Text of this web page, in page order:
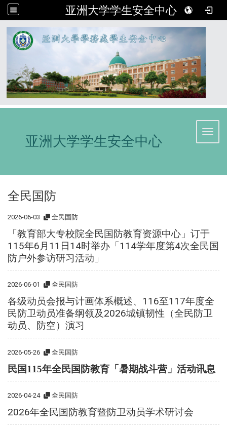
亚洲大学学生安全中心
亚洲大学学生安全中心
全民国防
2026-06-03 全民国防
「教育部大专校院全民国防教育资源中心」订于
115年6月11日14时举办「114学年度第4次全民国
防户外参访研习活动」
2026-06-01 全民国防
各级动员会报与计画体系概述、116至117年度全
民防卫动员准备纲领及2026城镇韧性（全民防卫
动员、防空）演习
2026-05-26 全民国防
民国115年全民国防教育「暑期战斗营」活动讯息
2026-04-24 全民国防
2026年全民国防教育暨防卫动员学术研讨会